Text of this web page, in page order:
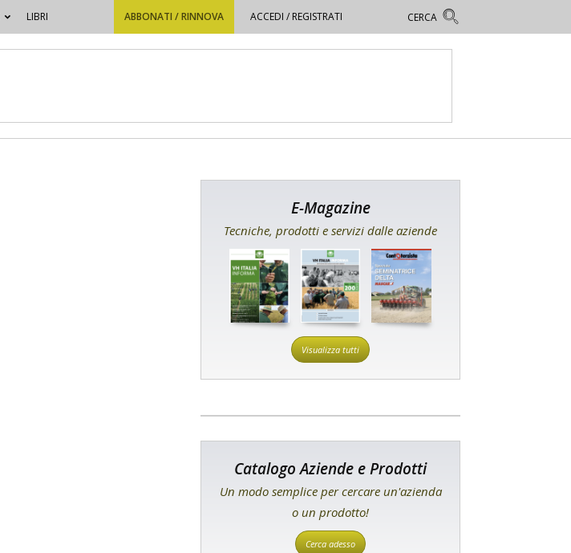
LIBRI ABBONATI / RINNOVA ACCEDI / REGISTRATI
E-Magazine
Tecniche, prodotti e servizi dalle aziende
Visualizza tutti
Catalogo Aziende e Prodotti
Un modo semplice per cercare un'azienda
o un prodotto!
Cerca adesso